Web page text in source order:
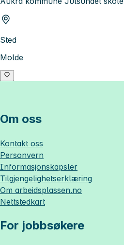
Sted
Molde
Om oss
Kontakt oss
Personvern
Informasjonskapsler
Tilgjengelighetserklæring
Om arbeidsplassen.no
Nettstedkart
For jobbsøkere